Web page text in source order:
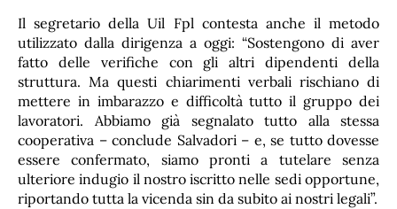
Il segretario della Uil Fpl contesta anche il metodo
utilizzato dalla dirigenza a oggi: “Sostengono di aver
fatto delle verifiche con gli altri dipendenti della
struttura. Ma questi chiarimenti verbali rischiano di
mettere in imbarazzo e difficoltà tutto il gruppo dei
lavoratori. Abbiamo già segnalato tutto alla stessa
cooperativa – conclude Salvadori – e, se tutto dovesse
essere confermato, siamo pronti a tutelare senza
ulteriore indugio il nostro iscritto nelle sedi opportune,
riportando tutta la vicenda sin da subito ai nostri legali”.